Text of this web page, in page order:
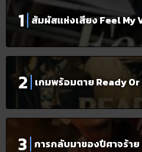
สัมผัสแห่งเสียง Feel My
เกมพร้อมตาย Ready
การกลับมาของปีศาจร้า